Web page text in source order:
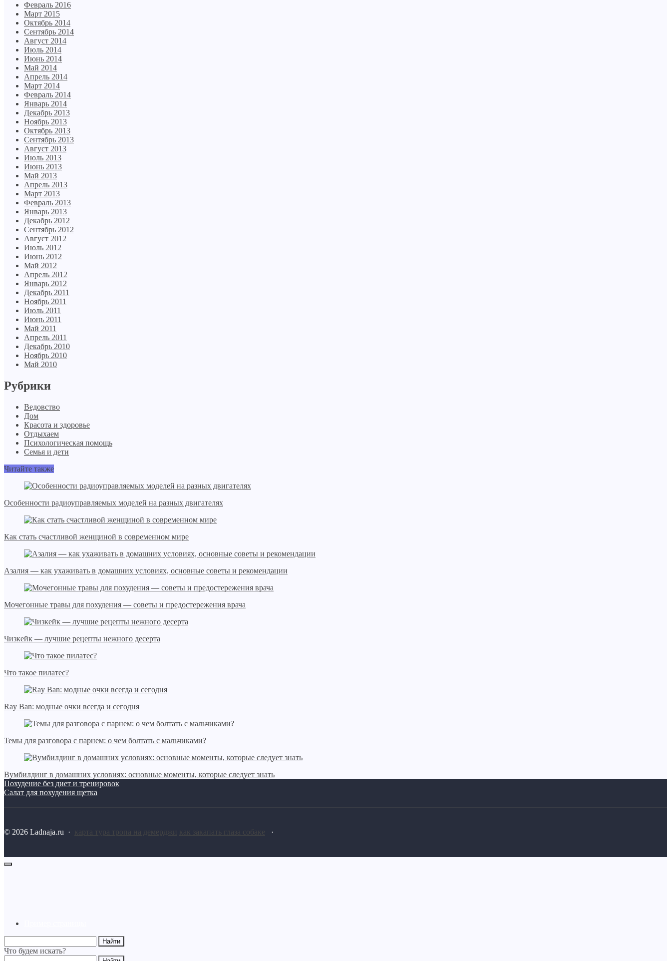
Февраль 2016
Март 2015
Октябрь 2014
Сентябрь 2014
Август 2014
Июль 2014
Июнь 2014
Май 2014
Апрель 2014
Март 2014
Февраль 2014
Январь 2014
Декабрь 2013
Ноябрь 2013
Октябрь 2013
Сентябрь 2013
Август 2013
Июль 2013
Июнь 2013
Май 2013
Апрель 2013
Март 2013
Февраль 2013
Январь 2013
Декабрь 2012
Сентябрь 2012
Август 2012
Июль 2012
Июнь 2012
Май 2012
Апрель 2012
Январь 2012
Декабрь 2011
Ноябрь 2011
Июль 2011
Июнь 2011
Май 2011
Апрель 2011
Декабрь 2010
Ноябрь 2010
Май 2010
Рубрики
Ведовство
Дом
Красота и здоровье
Отдыхаем
Психологическая помощь
Семья и дети
Читайте также
Особенности радиоуправляемых моделей на разных двигателях
Как стать счастливой женщиной в современном мире
Азалия — как ухаживать в домашних условиях, основные советы и рекомендации
Мочегонные травы для похудения — советы и предостережения врача
Чизкейк — лучшие рецепты нежного десерта
Что такое пилатес?
Ray Ban: модные очки всегда и сегодня
Темы для разговора с парнем: о чем болтать с мальчиками?
Вумбилдинг в домашних условиях: основные моменты, которые следует знать
Похудение без диет и тренировок
Салат для похудения щетка
© 2026 Ladnaja.ru · карта тура тропа на демерджи как закапать глаза собаке ·
Что будем искать?